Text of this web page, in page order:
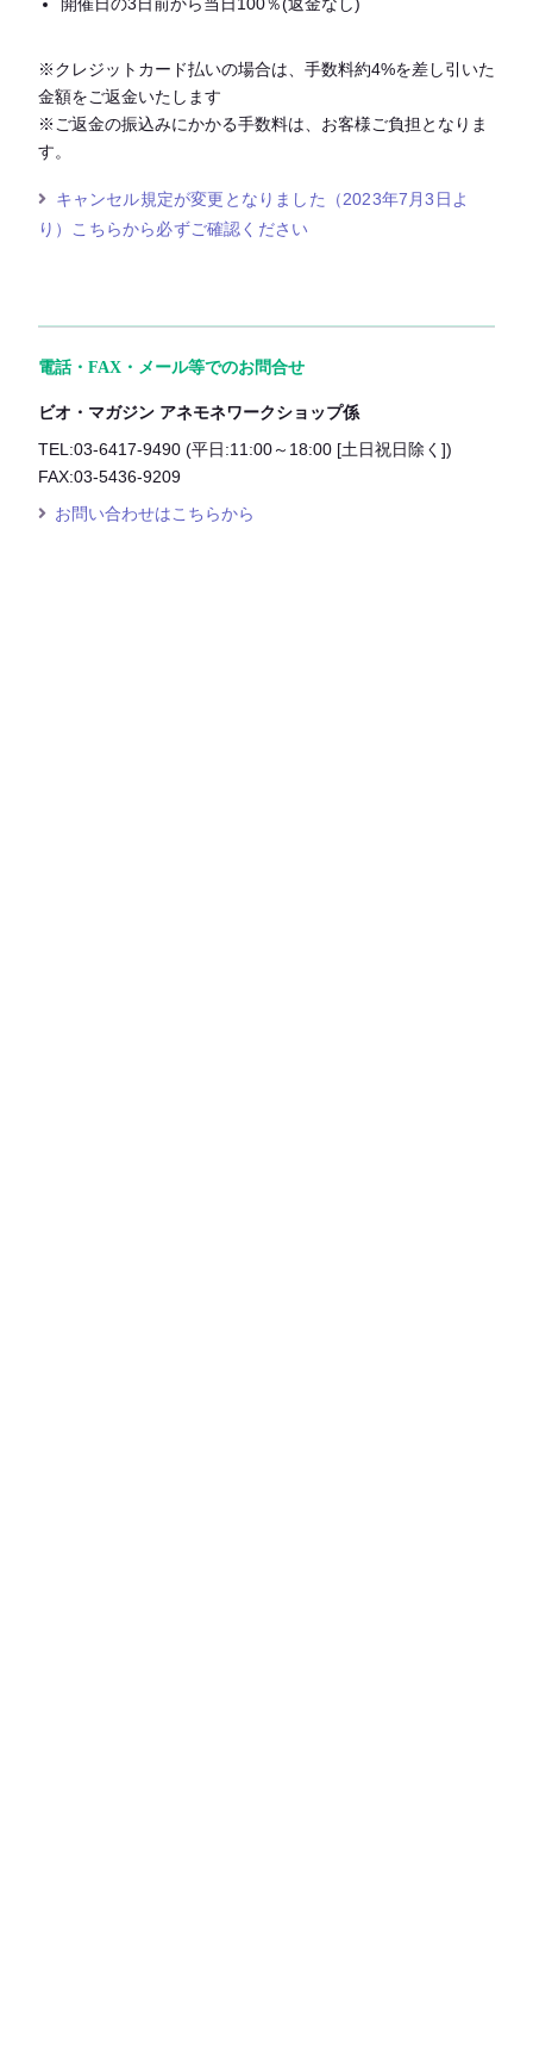
開催日の3日前から当日100％(返金なし)
※クレジットカード払いの場合は、手数料約4%を差し引いた
金額をご返金いたします
※ご返金の振込みにかかる手数料は、お客様ご負担となりま
す。
キャンセル規定が変更となりました（2023年7月3日よ
り）こちらから必ずご確認ください
電話・FAX・メール等でのお問合せ
ビオ・マガジン アネモネワークショップ係
TEL:03-6417-9490 (平日:11:00～18:00 [土日祝日除く])
FAX:03-5436-9209
お問い合わせはこちらから